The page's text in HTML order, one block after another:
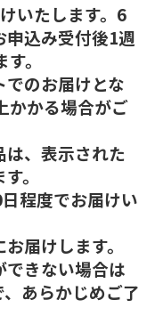
いたします。6
申込み受付後1週
。
のお届けとな
かかる場合がご
、表示された
。
程度でお届けい
届けします。
きない場合は
あらかじめご了